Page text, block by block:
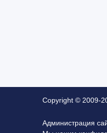
Copyright © 2009-
Администрация